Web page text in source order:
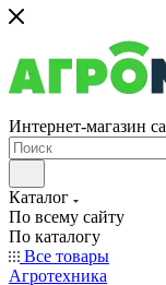
Интернет-магазин
Каталог
По всему сайту
По каталогу
Все товары
Агротехника